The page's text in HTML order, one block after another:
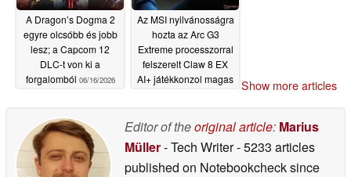
A Dragon’s Dogma 2
egyre olcsóbb és jobb
lesz; a Capcom 12
DLC-t von ki a
forgalomból 06/16/2026
Az MSI nyilvánosságra
hozta az Arc G3
Extreme processzorral
felszerelt Claw 8 EX
AI+ játékkonzol magas Show more articles
Editor of theoriginal article: Marius
Müller- Tech Writer- 5233 articles
published on Notebookchecksince